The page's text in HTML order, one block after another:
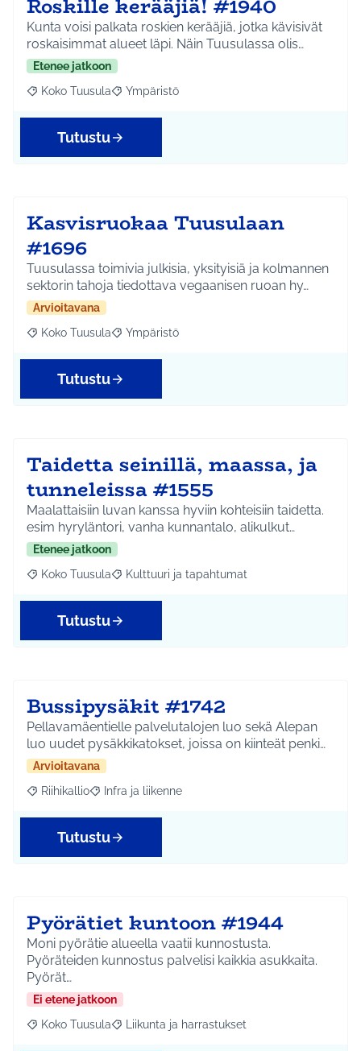
Roskille kerääjiä! #1940
Kunta voisi palkata roskien kerääjiä, jotka kävisivät
roskaisimmat alueet läpi. Näin Tuusulassa olis…
Etenee jatkoon
Rajaa tulokset aihepiirin mukaan: Koko Tuusula
Koko Tuusula Rajaa tulokset teeman mukaan: Ympäristö
Ympäristö
Tutustu
Kasvisruokaa Tuusulaan
#1696
Tuusulassa toimivia julkisia, yksityisiä ja kolmannen
sektorin tahoja tiedottava vegaanisen ruoan hy…
Arvioitavana
Rajaa tulokset aihepiirin mukaan: Koko Tuusula
Koko Tuusula Rajaa tulokset teeman mukaan: Ympäristö
Ympäristö
Tutustu
Taidetta seinillä, maassa, ja
tunneleissa #1555
Maalattaisiin luvan kanssa hyviin kohteisiin taidetta.
esim hyryläntori, vanha kunnantalo, alikulkut…
Etenee jatkoon
Rajaa tulokset aihepiirin mukaan: Koko Tuusula
Koko Tuusula Rajaa tulokset teeman mukaan: Kulttuuri ja
Kulttuuri ja tapahtumat
Tutustu
Bussipysäkit #1742
Pellavamäentielle palvelutalojen luo sekä Alepan
luo uudet pysäkkikatokset, joissa on kiinteät penki…
Arvioitavana
Rajaa tulokset aihepiirin mukaan: Riihikallio
Riihikallio Rajaa tulokset teeman mukaan: Infra ja liikenne
Infra ja liikenne
Tutustu
Pyörätiet kuntoon #1944
Moni pyörätie alueella vaatii kunnostusta.
Pyöräteiden kunnostus palvelisi kaikkia asukkaita.
Pyörät…
Ei etene jatkoon
Rajaa tulokset aihepiirin mukaan: Koko Tuusula
Koko Tuusula Rajaa tulokset teeman mukaan: Liikunta ja
Liikunta ja harrastukset